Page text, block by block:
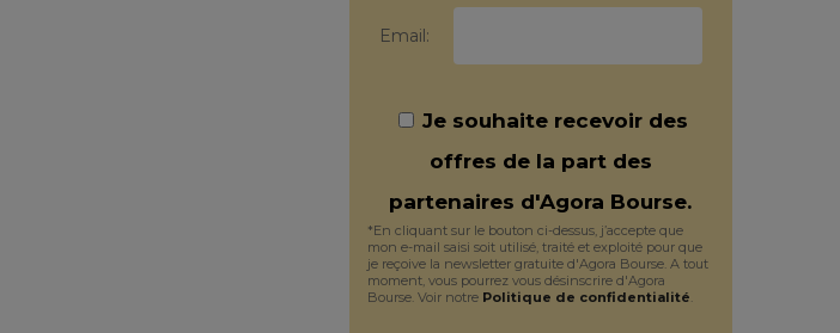
Email:
Je souhaite recevoir des
offres de la part des
partenaires d'Agora Bourse.
*En cliquant sur le bouton ci-dessus, j’accepte que
mon e-mail saisi soit utilisé, traité et exploité pour que
je reçoive la newsletter gratuite d'Agora Bourse. A tout
moment, vous pourrez vous désinscrire d'Agora
Bourse. Voir notre Politique de confidentialité